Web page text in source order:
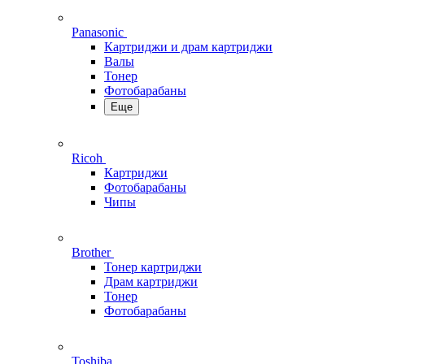
Panasonic
Картриджи и драм картриджи
Валы
Тонер
Фотобарабаны
Еще
Ricoh
Картриджи
Фотобарабаны
Чипы
Brother
Тонер картриджи
Драм картриджи
Тонер
Фотобарабаны
Toshiba